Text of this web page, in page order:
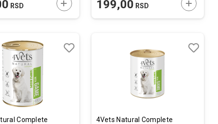
RSD 199,00 RSD
Complete
Lista
4Vets Natural Complete
Lista